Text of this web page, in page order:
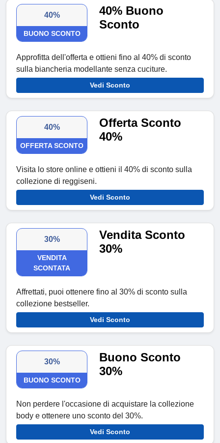
40%
BUONO SCONTO
40% Buono
Sconto
Approfitta dell'offerta e ottieni fino al 40% di sconto
sulla biancheria modellante senza cuciture.
Vedi Sconto
40%
OFFERTA SCONTO
Offerta Sconto
40%
Visita lo store online e ottieni il 40% di sconto sulla
collezione di reggiseni.
Vedi Sconto
30%
VENDITA
SCONTATA
Vendita Sconto
30%
Affrettati, puoi ottenere fino al 30% di sconto sulla
collezione bestseller.
Vedi Sconto
30%
BUONO SCONTO
Buono Sconto
30%
Non perdere l'occasione di acquistare la collezione
body e ottenere uno sconto del 30%.
Vedi Sconto